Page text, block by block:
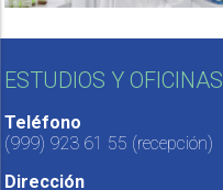
ESTUDIOS Y OFICINAS
Teléfono
(999) 923 61 55 (recepción)
Dirección